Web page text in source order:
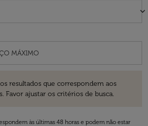
keyboard_arrow_down
resultados que correspondem aos
Favor ajustar os critérios de busca.
às últimas 48 horas e podem não estar